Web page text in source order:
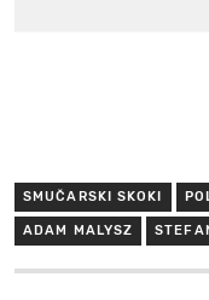
SMUČARSKI SKOKI
ADAM MALYSZ